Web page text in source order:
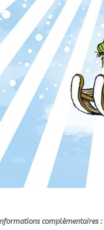
complémentaires :